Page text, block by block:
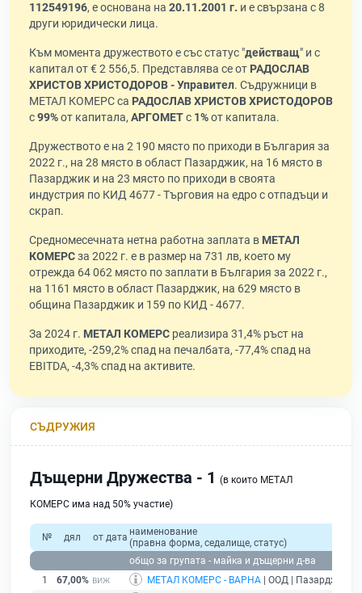
112549196, е основана на 20.11.2001 г. и е свързана с 8
други юридически лица.
Към момента дружеството е със статус "действащ" и с
капитал от € 2 556,5. Представлява се от РАДОСЛАВ
ХРИСТОВ ХРИСТОДОРОВ - Управител. Съдружници в
МЕТАЛ КОМЕРС са РАДОСЛАВ ХРИСТОВ ХРИСТОДОРОВ
с99%от капитала, АРГОМЕТс 1%от капитала.
Дружеството е на 2 190 място по приходи в България за
2022 г., на 28 място в област Пазарджик, на 16 място в
Пазарджик и на 23 място по приходи в своята
индустрия по КИД 4677 - Търговия на едро с отпадъци и
скрап.
Средномесечната нетна работна заплата в МЕТАЛ
КОМЕРСза 2022 г. е в размер на 731 лв, което му
отрежда 64 062 място по заплати в България за 2022 г.,
на 1161 място в област Пазарджик, на 629 място в
община Пазарджик и 159 по КИД - 4677.
За 2024 г. МЕТАЛ КОМЕРС реализира 31,4% ръст на
приходите, -259,2% спад на печалбата, -77,4% спад на
EBITDA, -4,3% спад на активите.
СЪДРУЖИЯ
Дъщерни Дружества - 1 (в които МЕТАЛ
КОМЕРС има над 50% участие)
№ дял от дата наименование
(правна форма, седалище, статус)
общо за групата - майка и дъщерни д-ва
1
67,00% МЕТАЛ КОМЕРС - ВАРНА | ООД | Пазарджик |